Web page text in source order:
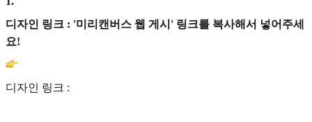
디자인 링크 : '미리캔버스 웹 게시' 링크를 복사해서 넣어주세
요!
디자인 링크 :